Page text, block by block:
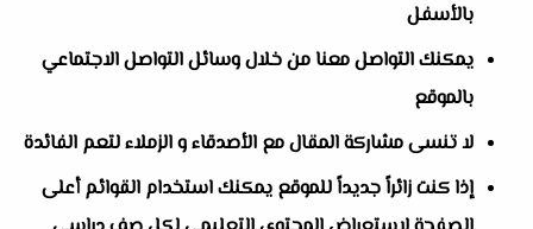
بالأسفل
يمكنك التواصل معنا من خلال وسائل التواصل الاجتماعي
بالموقع
لا تنسى مشاركة المقال مع الأصدقاء و الزملاء لتعم الفائدة
إذا كنت زائراً جديداً للموقع يمكنك استخدام القوائم أعلى